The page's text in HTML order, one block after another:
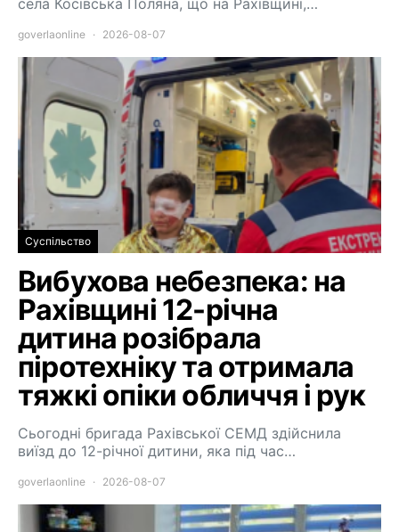
goverlaonline 2026-08-07
Суспільство
Вибухова небезпека: на
Рахівщині 12-річна
дитина розібрала
піротехніку та отримала
тяжкі опіки обличчя і рук
Сьогодні бригада Рахівської СЕМД здійснила
виїзд до 12-річної дитини, яка під час…
goverlaonline 2026-08-07